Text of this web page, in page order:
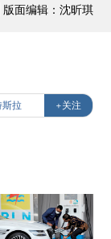
面编辑：沈昕琪
拉 +关注